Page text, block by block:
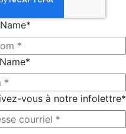
*
*
vous à notre infolettre*